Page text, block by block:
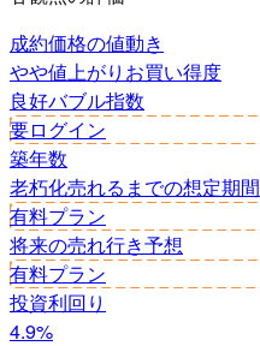
成約価格の値動き
やや値上がり お買い得度
良好バブル指数
要ログイン
築年数
老朽化売れるまでの想定期間
有料プラン
将来の売れ行き予想
有料プラン
投資利回り
4.9%